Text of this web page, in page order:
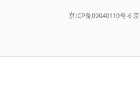
京ICP备09040110号-6